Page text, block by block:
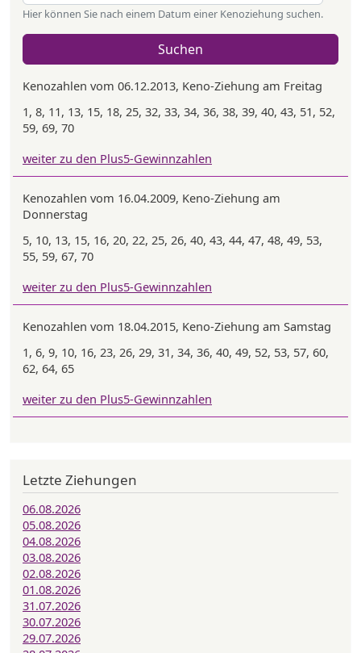
Hier können Sie nach einem Datum einer Kenoziehung suchen.
Suchen
Kenozahlen vom 06.12.2013, Keno-Ziehung am Freitag
1, 8, 11, 13, 15, 18, 25, 32, 33, 34, 36, 38, 39, 40, 43, 51, 52,
59, 69, 70
weiter zu den Plus5-Gewinnzahlen
Kenozahlen vom 16.04.2009, Keno-Ziehung am
Donnerstag
5, 10, 13, 15, 16, 20, 22, 25, 26, 40, 43, 44, 47, 48, 49, 53,
55, 59, 67, 70
weiter zu den Plus5-Gewinnzahlen
Kenozahlen vom 18.04.2015, Keno-Ziehung am Samstag
1, 6, 9, 10, 16, 23, 26, 29, 31, 34, 36, 40, 49, 52, 53, 57, 60,
62, 64, 65
weiter zu den Plus5-Gewinnzahlen
Letzte Ziehungen
06.08.2026
05.08.2026
04.08.2026
03.08.2026
02.08.2026
01.08.2026
31.07.2026
30.07.2026
29.07.2026